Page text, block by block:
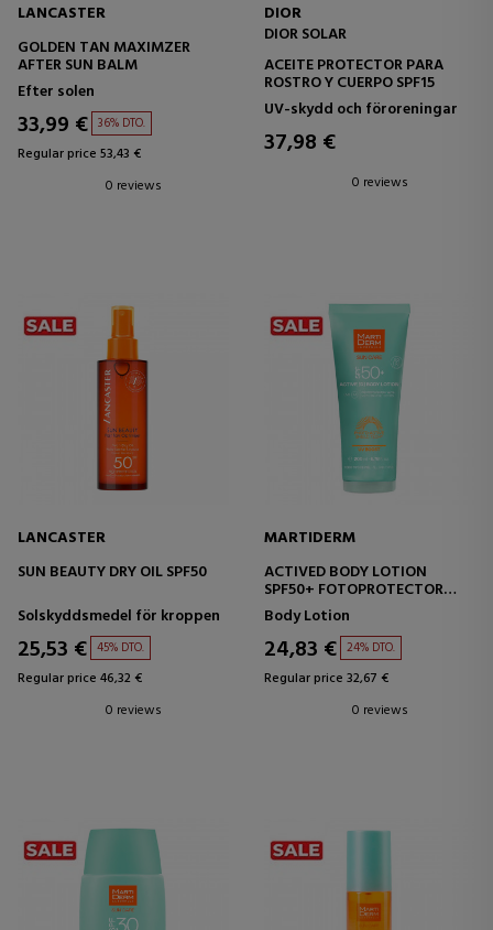
LANCASTER
GOLDEN TAN MAXIMZER
AFTER SUN BALM
Efter solen
33,99 € 36% DTO.
Regular price 53,43 €
0 reviews
DIOR
DIOR SOLAR
ACEITE PROTECTOR PARA
ROSTRO Y CUERPO SPF15
UV-skydd och föroreningar
37,98 €
0 reviews
LANCASTER
SUN BEAUTY DRY OIL SPF50
Solskyddsmedel för kroppen
25,53 € 45% DTO.
Regular price 46,32 €
0 reviews
MARTIDERM
ACTIVED BODY LOTION
SPF50+ FOTOPROTECTOR
CORPORAL
Body Lotion
24,83 € 24% DTO.
Regular price 32,67 €
0 reviews